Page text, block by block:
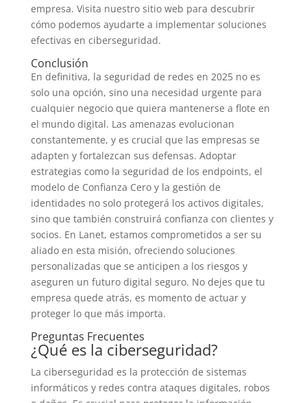
empresa. Visita nuestro sitio web para descubrir
cómo podemos ayudarte a implementar soluciones
efectivas en ciberseguridad.
Conclusión
En definitiva, la seguridad de redes en 2025 no es
solo una opción, sino una necesidad urgente para
cualquier negocio que quiera mantenerse a flote en
el mundo digital. Las amenazas evolucionan
constantemente, y es crucial que las empresas se
adapten y fortalezcan sus defensas. Adoptar
estrategias como la seguridad de los endpoints, el
modelo de Confianza Cero y la gestión de
identidades no solo protegerá los activos digitales,
sino que también construirá confianza con clientes y
socios. En Lanet, estamos comprometidos a ser su
aliado en esta misión, ofreciendo soluciones
personalizadas que se anticipen a los riesgos y
aseguren un futuro digital seguro. No dejes que tu
empresa quede atrás, es momento de actuar y
proteger lo que más importa.
Preguntas Frecuentes
¿Qué es la ciberseguridad?
La ciberseguridad es la protección de sistemas
informáticos y redes contra ataques digitales, robos